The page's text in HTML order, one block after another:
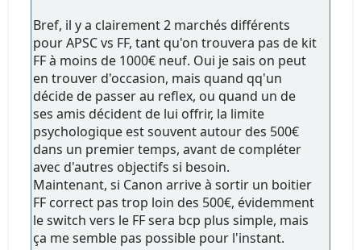
Bref, il y a clairement 2 marchés différents
pour APSC vs FF, tant qu'on trouvera pas de kit
FF à moins de 1000€ neuf. Oui je sais on peut
en trouver d'occasion, mais quand qq'un
décide de passer au reflex, ou quand un de
ses amis décident de lui offrir, la limite
psychologique est souvent autour des 500€
dans un premier temps, avant de compléter
avec d'autres objectifs si besoin.
Maintenant, si Canon arrive à sortir un boitier
FF correct pas trop loin des 500€, évidemment
le switch vers le FF sera bcp plus simple, mais
ça me semble pas possible pour l'instant.